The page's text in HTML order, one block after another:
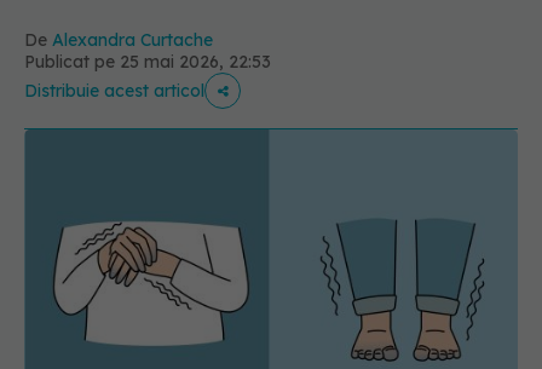
De Alexandra Curtache
Publicat pe 25 mai 2026, 22:53
Distribuie acest articol